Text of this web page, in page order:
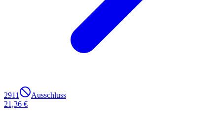
2911
Ausschluss
21,36 €